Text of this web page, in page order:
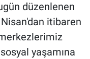
düzenlenen
Nisan'dan itibaren
yaşamına